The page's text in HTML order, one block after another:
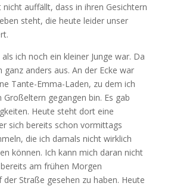
auffällt, dass in ihren Gesichtern
steht, die heute leider unser
ich noch ein kleiner Junge war. Da
ganz anders aus. An der Ecke war
Tante-Emma-Laden, zu dem ich
Großeltern gegangen bin. Es gab
Heute steht dort eine
sich bereits schon vormittags
die ich damals nicht wirklich
können. Ich kann mich daran nicht
am frühen Morgen
der Straße gesehen zu haben. Heute